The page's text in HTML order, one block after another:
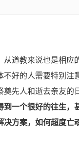
教来说也是相应
好的人需要特别注
先人和逝去亲友
一个很好的往生，
方案， 如何超度亡